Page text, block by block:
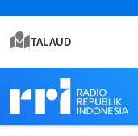
TALAUD